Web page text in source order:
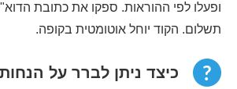
ופעלו לפי ההוראות. ספקו את כתובת
תשלום. הקוד יוחל אוטומטית בקופה.
כיצד ניתן לברר על